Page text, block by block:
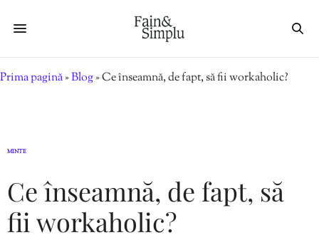
Prima pagină»Blog»Ce înseamnă, de fapt, să fii workaholic?
MINTE
Ce înseamnă, de fapt, să
fii workaholic?